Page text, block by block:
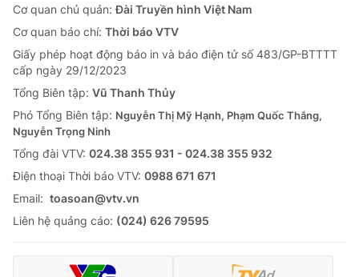
Cơ quan chủ quản:Đài Truyền hình Việt Nam
Cơ quan báo chí: Thời báo VTV
Giấy phép hoạt động báo in và báo điện tử số 483/GP-BTTTT
cấp ngày 29/12/2023
Tổng Biên tập: Vũ Thanh Thủy
Phó Tổng Biên tập: Nguyễn Thị Mỹ Hạnh, Phạm Quốc Thắng,
Nguyễn Trọng Ninh
Tổng đài VTV: 024.38 355 931 - 024.38 355 932
Ðiện thoại Thời báo VTV: 0988 671 671
Email: toasoan@vtv.vn
Liên hệ quảng cáo: (024) 626 79595